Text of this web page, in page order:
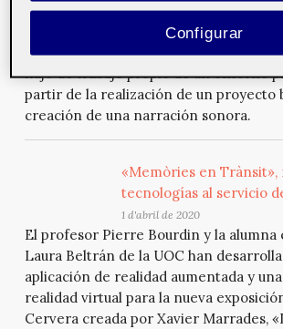
8 d'abril de 2020
Práctica de la asignatura de
de audio que reproduce y pone en
flujo de trabajo propio de un entorno
partir de la realización de un proyecto
creación de una narración sonora.
«Memòries en Trànsit»,
tecnologías al servicio
1 d'abril de 2020
El profesor Pierre Bourdin y la alumna
Laura Beltrán de la UOC han
aplicación de realidad aumentada y
realidad virtual para la nueva
Cervera creada por Xavier Marrades,
Configurar